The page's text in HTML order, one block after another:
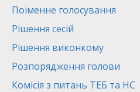
Поіменне голосування
Рішення сесій
Рішення виконкому
Розпорядження голови
Комісія з питань ТЕБ та НС